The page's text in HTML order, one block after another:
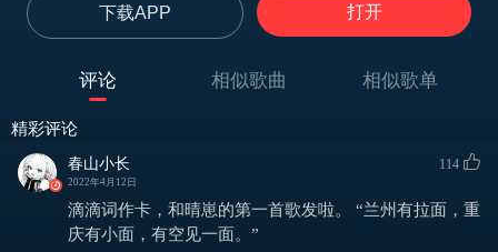
“小声点不要打扰他的午觉！”
好想戳戳你的脸颊 轻轻吻你睫毛
上课太无聊 你偷递来纸条
我要和你逃向这宇宙的另一边
要把所有星星全部藏进你 的眉眼
下载APP 打开
评论 相似歌曲 相似歌单
精彩评论
春山小长
2022年4月12日
114
滴滴词作卡，和晴崽的第一首歌发啦。 “兰州有拉面，重
庆有小面，有空见一面。” ​​​